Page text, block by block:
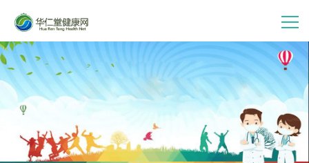
首 页
走进华仁堂
连锁加盟